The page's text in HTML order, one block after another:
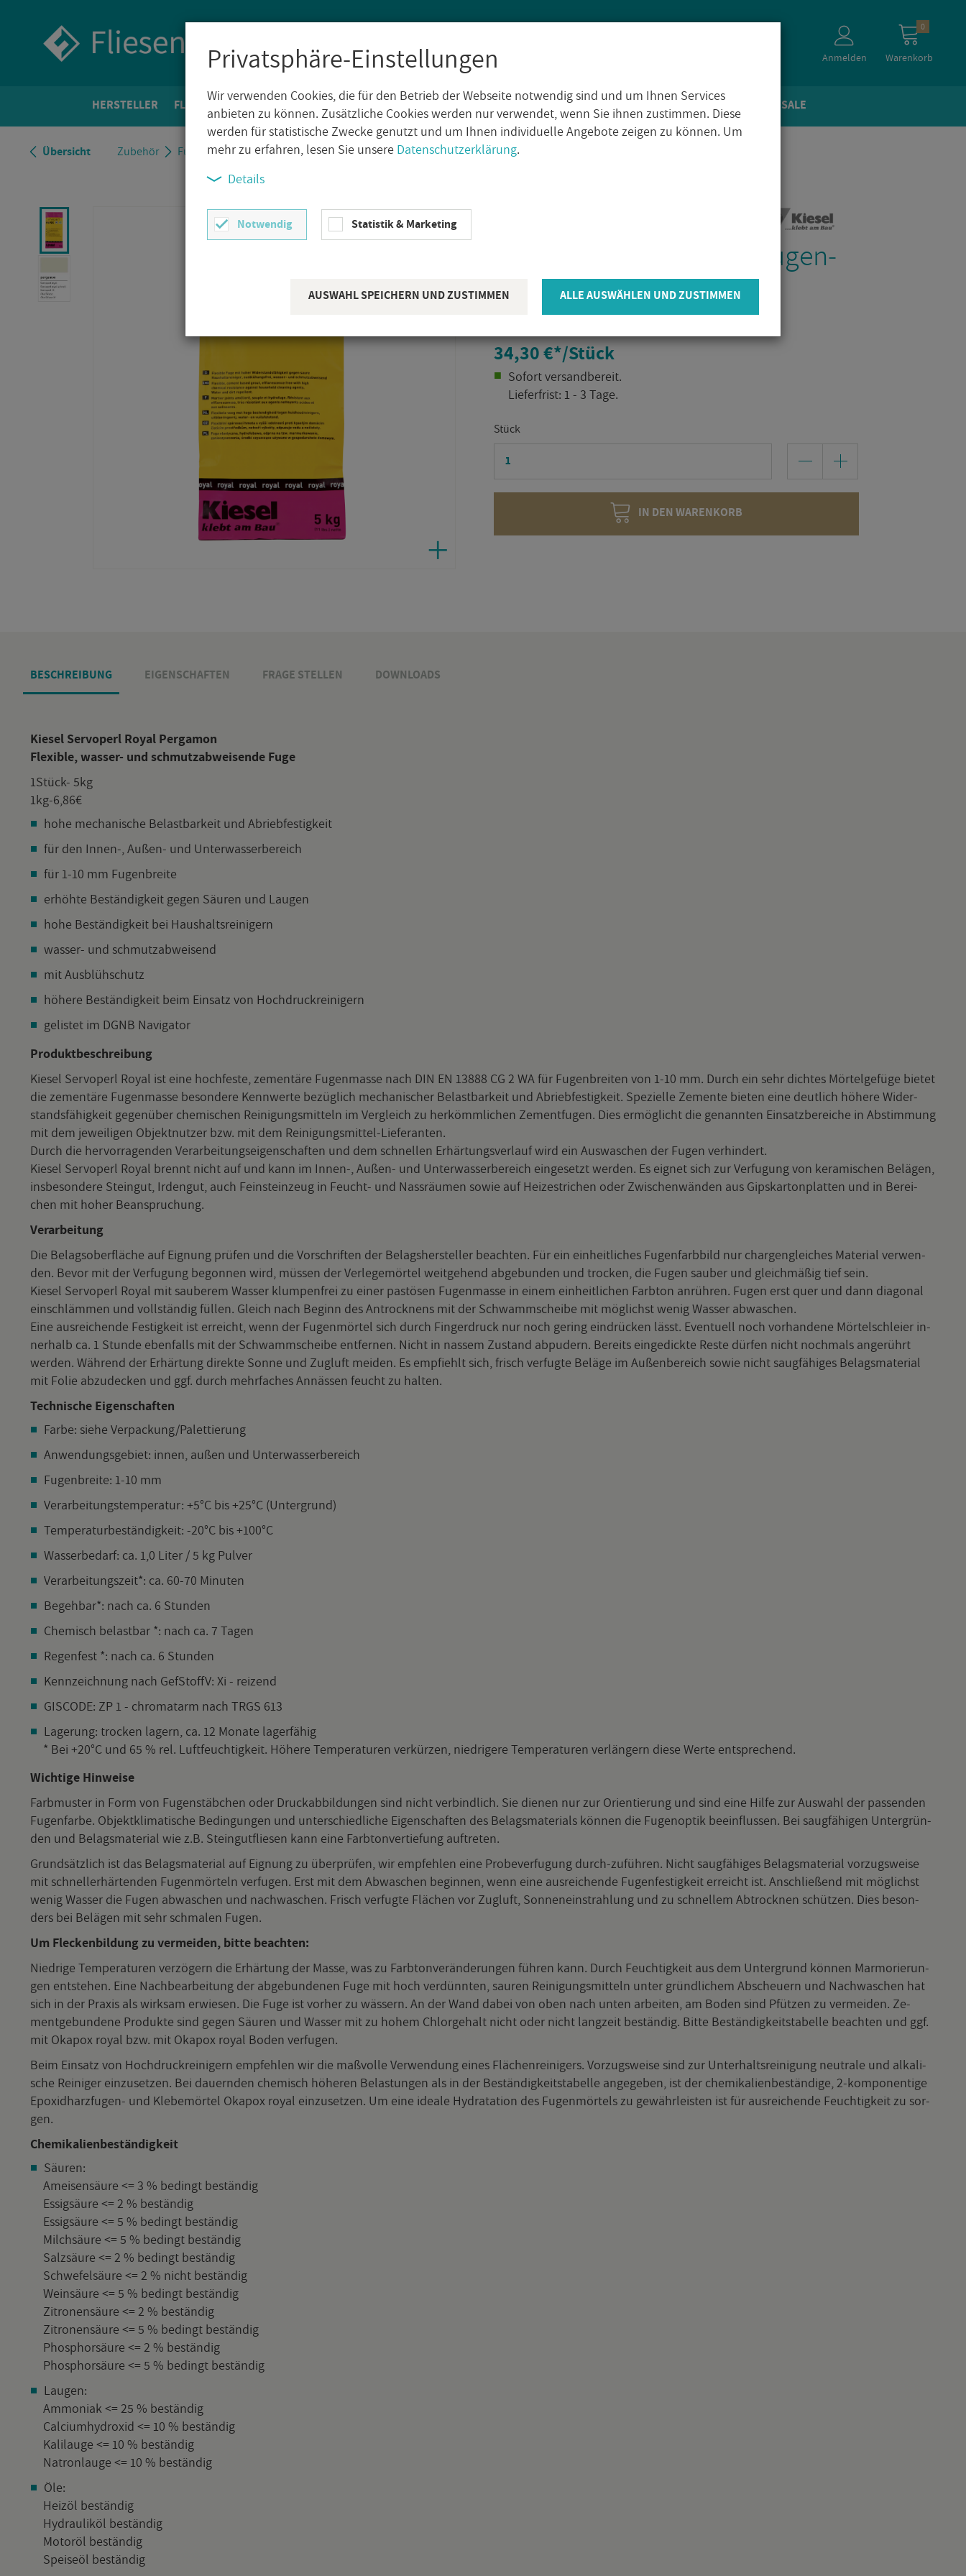
Privatsphäre-Einstellungen
Wir verwenden Cookies, die für den Betrieb der Webseite notwendig sind und um Ihnen Services
anbieten zu können. Zusätzliche Cookies werden nur verwendet, wenn Sie ihnen zustimmen. Diese
werden für statistische Zwecke genutzt und um Ihnen individuelle Angebote zeigen zu können. Um
mehr zu erfahren, lesen Sie unsere Datenschutzerklärung.
Details
Notwendig Statistik & Marketing
AUSWAHL SPEICHERN UND ZUSTIMMEN ALLE AUSWÄHLEN UND ZUSTIMMEN
Anmelden
0
Warenkorb
HER­STEL­LER FLIE­SEN­WELT BO­DEN­FLIE­SEN WAND­FLIE­SEN AUS­SEN­FLIE­SEN DE­KO­RE NA­TUR­STEIN­OP­TIK ZU­BE­HÖR SALE
Über­sicht Zu­be­hör Fu­gen­mas­se Kie­sel Serv­o­perl Royal Fu­gen­mas­se Per­ga­mon 5kg
Kie­sel Serv­o­perl Royal Fu­gen­
mas­se Per­ga­mon 5kg
Ar­ti­kel­num­mer:14606
34,30 €*/Stück
So­fort ver­sand­be­reit.
Lie­fer­frist: 1 - 3 Tage.
Stück
IN DEN WARENKORB
BE­SCHREI­BUNG EI­GEN­SCHAF­TEN FRAGE STEL­LEN DOWN­LOADS
Kie­sel Serv­o­perl Royal Per­ga­mon
Fle­xi­ble, was­ser- und schmutz­ab­wei­sen­de Fuge
1Stück- 5kg
1kg-6,86€
hohe me­cha­ni­sche Be­last­bar­keit und Ab­rieb­fes­tig­keit
für den In­nen-, Au­ßen- und Un­ter­was­ser­be­reich
für 1-10 mm Fu­gen­brei­te
er­höh­te Be­stän­dig­keit gegen Säu­ren und Lau­gen
hohe Be­stän­dig­keit bei Haus­halts­rei­ni­gern
was­ser- und schmutz­ab­wei­send
mit Aus­blüh­schutz
hö­he­re Be­stän­dig­keit beim Ein­satz von Hoch­druck­rei­ni­gern
ge­lis­tet im DGNB Na­vi­ga­tor
Pro­dukt­be­schrei­bung
Kie­sel Serv­o­perl Royal ist eine hoch­fes­te, ze­men­tä­re Fu­gen­mas­se nach DIN EN 13888 CG 2 WA für Fu­gen­brei­ten von 1-10 mm. Durch ein sehr dich­tes Mör­tel­ge­fü­ge bie­tet
die ze­men­tä­re Fu­gen­mas­se be­son­de­re Kenn­wer­te be­züg­lich me­cha­ni­scher Be­last­bar­keit und Ab­rieb­fes­tig­keit. Spe­zi­el­le Ze­men­te bie­ten eine deut­lich hö­he­re Wi­der­
stands­fä­hig­keit ge­gen­über che­mi­schen Rei­ni­gungs­mit­teln im Ver­gleich zu her­kömm­li­chen Ze­ment­fu­gen. Dies er­mög­licht die ge­nann­ten Ein­satz­be­rei­che in Ab­stim­mung
mit dem je­wei­li­gen Ob­jekt­nut­zer bzw. mit dem Rei­ni­gungs­mit­tel-Lie­fe­ran­ten.
Durch die her­vor­ra­gen­den Ver­ar­bei­tungs­ei­gen­schaf­ten und dem schnel­len Er­här­tungs­ver­lauf wird ein Aus­wa­schen der Fugen ver­hin­dert.
Kie­sel Serv­o­perl Royal brennt nicht auf und kann im In­nen-, Au­ßen- und Un­ter­was­ser­be­reich ein­ge­setzt wer­den. Es eig­net sich zur Ver­fu­gung von ke­ra­mi­schen Be­lä­gen,
ins­be­son­de­re Stein­gut, Ir­den­gut, auch Fein­stein­zeug in Feucht- und Nass­räu­men sowie auf Hei­zestri­chen oder Zwi­schen­wän­den aus Gips­kar­ton­plat­ten und in Be­rei­
chen mit hoher Be­an­spru­chung.
Ver­ar­bei­tung
Die Be­lags­ober­flä­che auf Eig­nung prü­fen und die Vor­schrif­ten der Be­lags­her­stel­ler be­ach­ten. Für ein ein­heit­li­ches Fu­gen­farb­bild nur char­gen­glei­ches Ma­te­ri­al ver­wen­
den. Bevor mit der Ver­fu­gung be­gon­nen wird, müs­sen der Ver­le­ge­mör­tel weit­ge­hend ab­ge­bun­den und tro­cken, die Fugen sau­ber und gleich­mä­ßig tief sein.
Kie­sel Serv­o­perl Royal mit sau­be­rem Was­ser klum­pen­frei zu einer pastö­sen Fu­gen­mas­se in einem ein­heit­li­chen Farb­ton an­rüh­ren. Fugen erst quer und dann dia­go­nal
ein­schläm­men und voll­stän­dig fül­len. Gleich nach Be­ginn des Antrock­nens mit der Schwamm­schei­be mit mög­lichst wenig Was­ser ab­wa­schen.
Eine aus­rei­chen­de Fes­tig­keit ist er­reicht, wenn der Fu­gen­mör­tel sich durch Fin­ger­druck nur noch ge­ring ein­drü­cken lässt. Even­tu­ell noch vor­han­de­ne Mör­tel­schlei­er in­
ner­halb ca. 1 Stun­de eben­falls mit der Schwamm­schei­be ent­fer­nen. Nicht in nas­sem Zu­stand ab­pu­dern. Be­reits ein­ge­dick­te Reste dür­fen nicht noch­mals an­ge­rührt
wer­den. Wäh­rend der Er­här­tung di­rek­te Sonne und Zug­luft mei­den. Es emp­fiehlt sich, frisch ver­fug­te Be­lä­ge im Au­ßen­be­reich sowie nicht saug­fä­hi­ges Be­lags­ma­te­ri­al
mit Folie ab­zu­de­cken und ggf. durch mehr­fa­ches An­näs­sen feucht zu hal­ten.
Tech­ni­sche Ei­gen­schaf­ten
Farbe: siehe Ver­pa­ckung/Pa­let­tie­rung
An­wen­dungs­ge­biet: innen, außen und Un­ter­was­ser­be­reich
Fu­gen­brei­te: 1-10 mm
Ver­ar­bei­tungs­tem­pe­ra­tur: +5°C bis +25°C (Un­ter­grund)
Tem­pe­ra­tur­be­stän­dig­keit: -20°C bis +100°C
Was­ser­be­darf: ca. 1,0 Liter / 5 kg Pul­ver
Ver­ar­bei­tungs­zeit*: ca. 60-70 Mi­nu­ten
Be­geh­bar*: nach ca. 6 Stun­den
Che­misch be­last­bar *: nach ca. 7 Tagen
Re­gen­fest *: nach ca. 6 Stun­den
Kenn­zeich­nung nach GefStoffV: Xi - rei­zend
GIS­CODE: ZP 1 - chro­mat­arm nach TRGS 613
La­ge­rung: tro­cken la­gern, ca. 12 Mo­na­te la­ger­fä­hig
* Bei +20°C und 65 % rel. Luft­feuch­tig­keit. Hö­he­re Tem­pe­ra­tu­ren ver­kür­zen, nied­ri­ge­re Tem­pe­ra­tu­ren ver­län­gern diese Werte ent­spre­chend.
Wich­ti­ge Hin­wei­se
Farb­mus­ter in Form von Fu­gen­stäb­chen oder Druck­ab­bil­dun­gen sind nicht ver­bind­lich. Sie die­nen nur zur Ori­en­tie­rung und sind eine Hilfe zur Aus­wahl der pas­sen­den
Fu­gen­far­be. Ob­jekt­kli­ma­ti­sche Be­din­gun­gen und un­ter­schied­li­che Ei­gen­schaf­ten des Be­lags­ma­te­ri­als kön­nen die Fu­gen­op­tik be­ein­flus­sen. Bei saug­fä­hi­gen Un­ter­grün­
den und Be­lags­ma­te­ri­al wie z.B. Stein­gut­flie­sen kann eine Farb­ton­ver­tie­fung auf­tre­ten.
Grund­sätz­lich ist das Be­lags­ma­te­ri­al auf Eig­nung zu über­prü­fen, wir emp­feh­len eine Pro­be­ver­fu­gung durch-zu­füh­ren. Nicht saug­fä­hi­ges Be­lags­ma­te­ri­al vor­zugs­wei­se
mit schnel­ler­här­ten­den Fu­gen­mör­teln ver­fu­gen. Erst mit dem Ab­wa­schen be­gin­nen, wenn eine aus­rei­chen­de Fu­gen­fes­tig­keit er­reicht ist. An­schlie­ßend mit mög­lichst
wenig Was­ser die Fugen ab­wa­schen und nach­wa­schen. Frisch ver­fug­te Flä­chen vor Zug­luft, Son­nen­ein­strah­lung und zu schnel­lem Ab­trock­nen schüt­zen. Dies be­son­
ders bei Be­lä­gen mit sehr schma­len Fugen.
Um Fle­cken­bil­dung zu ver­mei­den, bitte be­ach­ten:
Nied­ri­ge Tem­pe­ra­tu­ren ver­zö­gern die Er­här­tung der Masse, was zu Farb­ton­ver­än­de­run­gen füh­ren kann. Durch Feuch­tig­keit aus dem Un­ter­grund kön­nen Mar­mo­rie­run­
gen ent­ste­hen. Eine Nach­be­ar­bei­tung der ab­ge­bun­de­nen Fuge mit hoch ver­dünn­ten, sau­ren Rei­ni­gungs­mit­teln unter gründ­li­chem Ab­scheu­ern und Nach­wa­schen hat
sich in der Pra­xis als wirk­sam er­wie­sen. Die Fuge ist vor­her zu wäs­sern. An der Wand dabei von oben nach unten ar­bei­ten, am Boden sind Pfüt­zen zu ver­mei­den. Ze­
ment­ge­bun­de­ne Pro­duk­te sind gegen Säu­ren und Was­ser mit zu hohem Chlor­ge­halt nicht oder nicht lang­zeit be­stän­dig. Bitte Be­stän­dig­keits­ta­bel­le be­ach­ten und ggf.
mit Oka­pox royal bzw. mit Oka­pox royal Boden ver­fu­gen.
Beim Ein­satz von Hoch­druck­rei­ni­gern emp­feh­len wir die maß­vol­le Ver­wen­dung eines Flä­chen­rei­ni­gers. Vor­zugs­wei­se sind zur Un­ter­halts­rei­ni­gung neu­tra­le und al­ka­li­
sche Rei­ni­ger ein­zu­set­zen. Bei dau­ern­den che­misch hö­he­ren Be­las­tun­gen als in der Be­stän­dig­keits­ta­bel­le an­ge­ge­ben, ist der che­mi­ka­li­en­be­stän­di­ge, 2-kom­po­nen­ti­ge
Epo­xid­harz­fu­gen- und Kle­be­mör­tel Oka­pox royal ein­zu­set­zen. Um eine idea­le Hy­drata­ti­on des Fu­gen­mör­tels zu ge­währ­leis­ten ist für aus­rei­chen­de Feuch­tig­keit zu sor­
gen.
Che­mi­ka­li­en­be­stän­dig­keit
Säu­ren:
Amei­sen­säu­re <= 3 % be­dingt be­stän­dig
Es­sig­säu­re <= 2 % be­stän­dig
Es­sig­säu­re <= 5 % be­dingt be­stän­dig
Milch­säu­re <= 5 % be­dingt be­stän­dig
Salz­säu­re <= 2 % be­dingt be­stän­dig
Schwe­fel­säu­re <= 2 % nicht be­stän­dig
Wein­säu­re <= 5 % be­dingt be­stän­dig
Zi­tro­nen­säu­re <= 2 % be­stän­dig
Zi­tro­nen­säu­re <= 5 % be­dingt be­stän­dig
Phos­phor­säu­re <= 2 % be­stän­dig
Phos­phor­säu­re <= 5 % be­dingt be­stän­dig
Lau­gen:
Am­mo­ni­ak <= 25 % be­stän­dig
Cal­ci­um­hy­droxid <= 10 % be­stän­dig
Ka­li­lau­ge <= 10 % be­stän­dig
Na­tron­lau­ge <= 10 % be­stän­dig
Öle:
Heiz­öl be­stän­dig
Hy­drau­lik­öl be­stän­dig
Mo­tor­öl be­stän­dig
Spei­se­öl be­stän­dig